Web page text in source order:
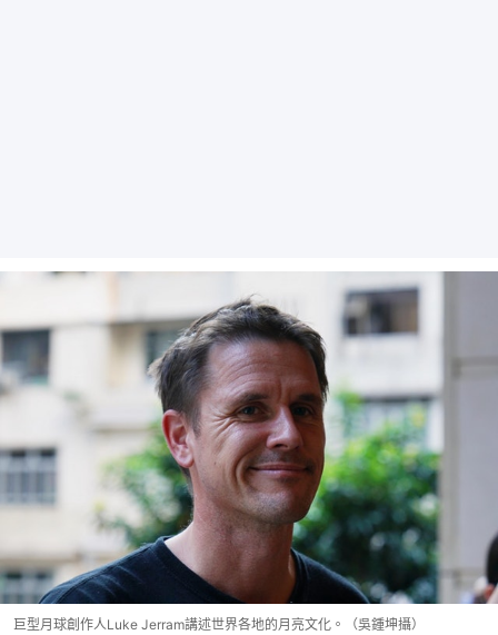
巨型月球創作人Luke Jerram講述世界各地的月亮文化。（吳鍾坤攝）